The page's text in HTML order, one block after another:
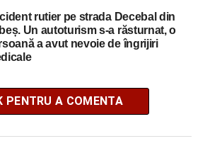
rutier pe strada Decebal din
Un autoturism s-a răsturnat, o
a avut nevoie de îngrijiri
PENTRU A COMENTA